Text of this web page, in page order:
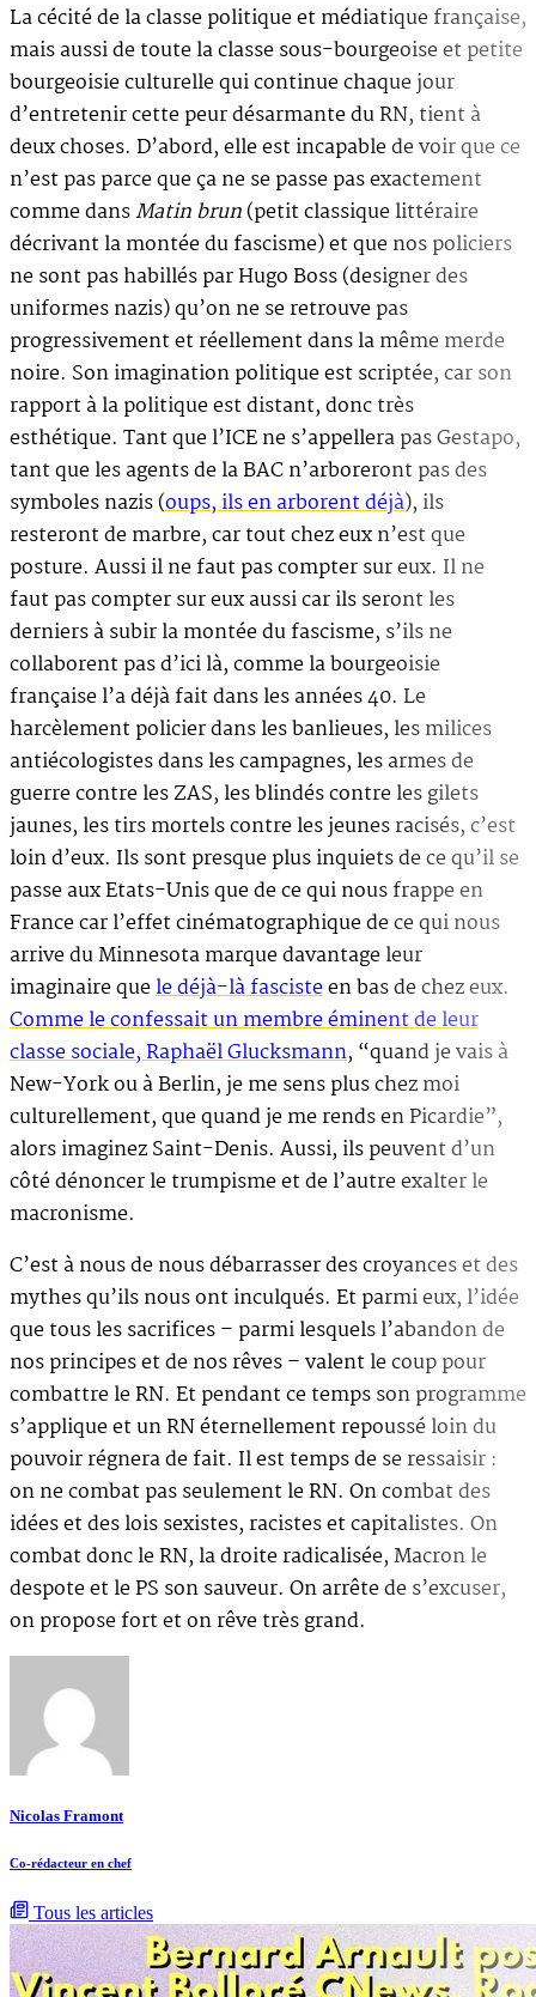
La cécité de la classe politique et médiatique française,
mais aussi de toute la classe sous-bourgeoise et petite
bourgeoisie culturelle qui continue chaque jour
d’entretenir cette peur désarmante du RN, tient à
deux choses. D’abord, elle est incapable de voir que ce
n’est pas parce que ça ne se passe pas exactement
comme dansMatin brun(petit classique littéraire
décrivant la montée du fascisme) et que nos policiers
ne sont pas habillés par Hugo Boss (designer des
uniformes nazis) qu’on ne se retrouve pas
progressivement et réellement dans la même merde
noire. Son imagination politique est scriptée, car son
rapport à la politique est distant, donc très
esthétique. Tant que l’ICE ne s’appellera pas Gestapo,
tant que les agents de la BAC n’arboreront pas des
symboles nazis (oups, ils en arborent déjà), ils
resteront de marbre, car tout chez eux n’est que
posture. Aussi il ne faut pas compter sur eux. Il ne
faut pas compter sur eux aussi car ils seront les
derniers à subir la montée du fascisme, s’ils ne
collaborent pas d’ici là, comme la bourgeoisie
française l’a déjà fait dans les années 40. Le
harcèlement policier dans les banlieues, les milices
antiécologistes dans les campagnes, les armes de
guerre contre les ZAS, les blindés contre les gilets
jaunes, les tirs mortels contre les jeunes racisés, c’est
loin d’eux. Ils sont presque plus inquiets de ce qu’il se
passe aux Etats-Unis que de ce qui nous frappe en
France car l’effet cinématographique de ce qui nous
arrive du Minnesota marque davantage leur
imaginaire quele déjà-là fascisteen bas de chez eux.
Comme le confessait un membre éminent de leur
classe sociale, Raphaël Glucksmann, “quand je vais à
New-York ou à Berlin, je me sens plus chez moi
culturellement, que quand je me rends en Picardie”,
alors imaginez Saint-Denis. Aussi, ils peuvent d’un
côté dénoncer le trumpisme et de l’autre exalter le
macronisme.
C’est à nous de nous débarrasser des croyances et des
mythes qu’ils nous ont inculqués. Et parmi eux, l’idée
que tous les sacrifices – parmi lesquels l’abandon de
nos principes et de nos rêves – valent le coup pour
combattre le RN. Et pendant ce temps son programme
s’applique et un RN éternellement repoussé loin du
pouvoir régnera de fait. Il est temps de se ressaisir :
on ne combat pas seulement le RN. On combat des
idées et des lois sexistes, racistes et capitalistes. On
combat donc le RN, la droite radicalisée, Macron le
despote et le PS son sauveur. On arrête de s’excuser,
on propose fort et on rêve très grand.
Nicolas Framont
Co-rédacteur en chef
Tous les articles